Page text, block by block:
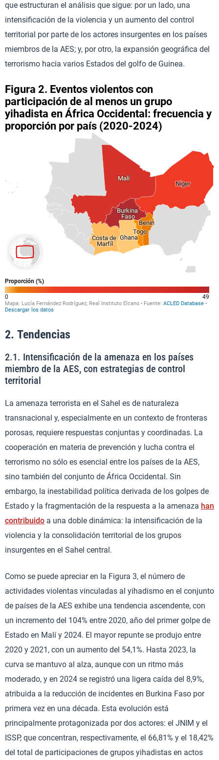
que estructuran el análisis que sigue: por un lado, una
intensificación de la violencia y un aumento del control
territorial por parte de los actores insurgentes en los países
miembros de la AES; y, por otro, la expansión geográfica del
terrorismo hacia varios Estados del golfo de Guinea.
2. Tendencias
2.1. Intensificación de la amenaza en los países
miembro de la AES, con estrategias de control
territorial
La amenaza terrorista en el Sahel es de naturaleza
transnacional y, especialmente en un contexto de fronteras
porosas, requiere respuestas conjuntas y coordinadas. La
cooperación en materia de prevención y lucha contra el
terrorismo no sólo es esencial entre los países de la AES,
sino también del conjunto de África Occidental. Sin
embargo, la inestabilidad política derivada de los golpes de
Estado y la fragmentación de la respuesta a la amenaza han
contribuido a una doble dinámica: la intensificación de la
violencia y la consolidación territorial de los grupos
insurgentes en el Sahel central.
Como se puede apreciar en la Figura 3, el número de
actividades violentas vinculadas al yihadismo en el conjunto
de países de la AES exhibe una tendencia ascendente, con
un incremento del 104% entre 2020, año del primer golpe de
Estado en Malí y 2024. El mayor repunte se produjo entre
2020 y 2021, con un aumento del 54,1%. Hasta 2023, la
curva se mantuvo al alza, aunque con un ritmo más
moderado, y en 2024 se registró una ligera caída del 8,9%,
atribuida a la reducción de incidentes en Burkina Faso por
primera vez en una década. Esta evolución está
principalmente protagonizada por dos actores: el JNIM y el
ISSP, que concentran, respectivamente, el 66,81% y el 18,42%
del total de participaciones de grupos yihadistas en actos